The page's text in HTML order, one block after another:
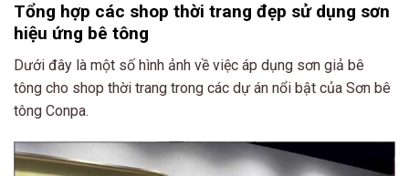
Tổng hợp các shop thời trang đẹp sử dụng sơn
hiệu ứng bê tông
Dưới đây là một số hình ảnh về việc áp dụng sơn giả bê
tông cho shop thời trang trong các dự án nổi bật của Sơn bê
tông Conpa.